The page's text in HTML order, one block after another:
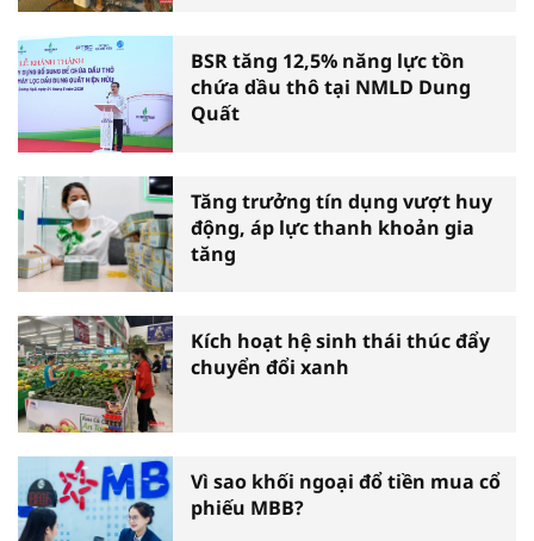
BSR tăng 12,5% năng lực tồn
chứa dầu thô tại NMLD Dung
Quất
Tăng trưởng tín dụng vượt huy
động, áp lực thanh khoản gia
tăng
Kích hoạt hệ sinh thái thúc đẩy
chuyển đổi xanh
Vì sao khối ngoại đổ tiền mua cổ
phiếu MBB?